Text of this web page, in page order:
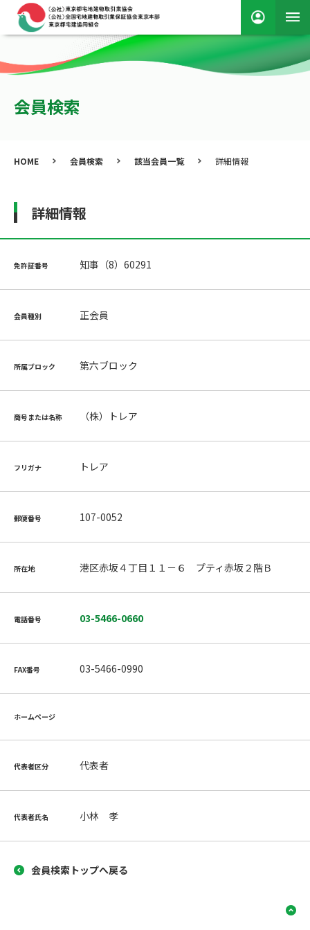
会員検索
HOME 会員検索 該当会員一覧 詳細情報
詳細情報
免許証番号 知事（8）60291
会員種別 正会員
所属ブロック 第六ブロック
商号または名称 （株）トレア
フリガナ トレア
郵便番号 107-0052
所在地 港区赤坂４丁目１１－６ プティ赤坂２階Ｂ
電話番号 03-5466-0660
FAX番号 03-5466-0990
ホームページ
代表者区分 代表者
代表者氏名 小林 孝
会員検索トップへ戻る